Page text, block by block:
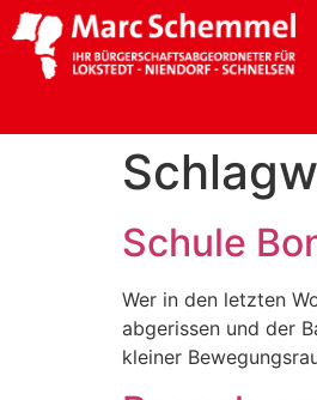
Schule
Wer in den letzten
abgerissen und der
kleiner